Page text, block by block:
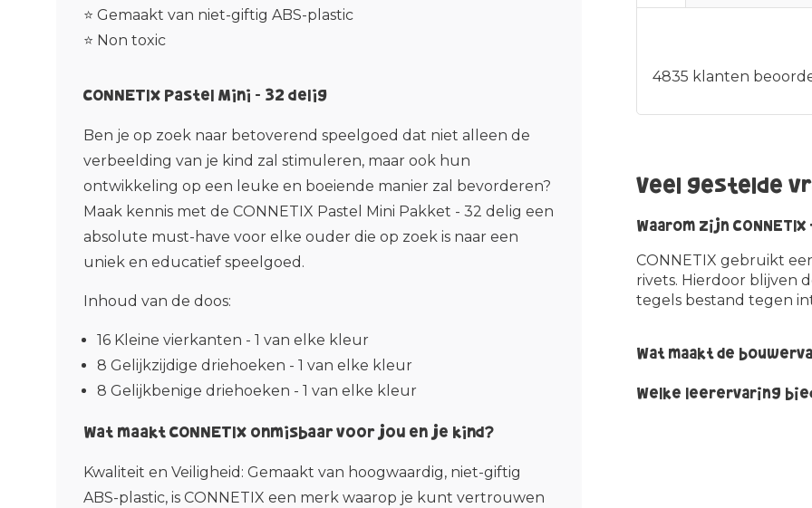
⭐ Gemaakt van niet-giftig ABS-plastic
⭐ Non toxic
CONNETIX Pastel Mini - 32 delig
Ben je op zoek naar betoverend speelgoed dat niet alleen de
verbeelding van je kind zal stimuleren, maar ook hun
ontwikkeling op een leuke en boeiende manier zal bevorderen?
Maak kennis met de CONNETIX Pastel Mini Pakket - 32 delig een
absolute must-have voor elke ouder die op zoek is naar een
uniek en educatief speelgoed.
Inhoud van de doos:
16 Kleine vierkanten - 1 van elke kleur
8 Gelijkzijdige driehoeken - 1 van elke kleur
8 Gelijkbenige driehoeken - 1 van elke kleur
Wat maakt CONNETIX onmisbaar voor jou en je kind?
Kwaliteit en Veiligheid : Gemaakt van hoogwaardig, niet-giftig
ABS-plastic, is CONNETIX een merk waarop je kunt vertrouwen
4835 klanten
Veel gestelde
Waarom zijn
CONNETIX gebruikt
rivets. Hierdoor blijven
tegels bestand tegen
Wat maakt de
De tegels hebben
Welke leerervaring